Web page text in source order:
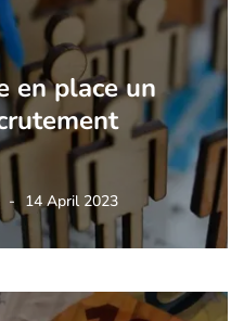
en place un
14 April 2023